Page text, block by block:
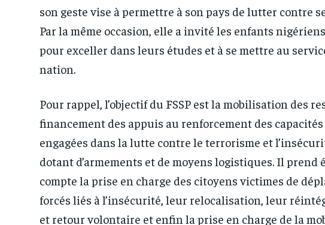
FOREVER
1-YEAR
FOREVER
1-YEAR
son geste vise à permettre à son pays de lutter contre
Par la même occasion, elle a invité les enfants
pour exceller dans leurs études et à se mettre au
nation.
Pour rappel, l’objectif du FSSP est la mobilisation des
financement des appuis au renforcement des capacités
engagées dans la lutte contre le terrorisme et
dotant d’armements et de moyens logistiques. Il prend
compte la prise en charge des citoyens victimes de
forcés liés à l’insécurité, leur relocalisation, leur
et retour volontaire et enfin la prise en charge de la